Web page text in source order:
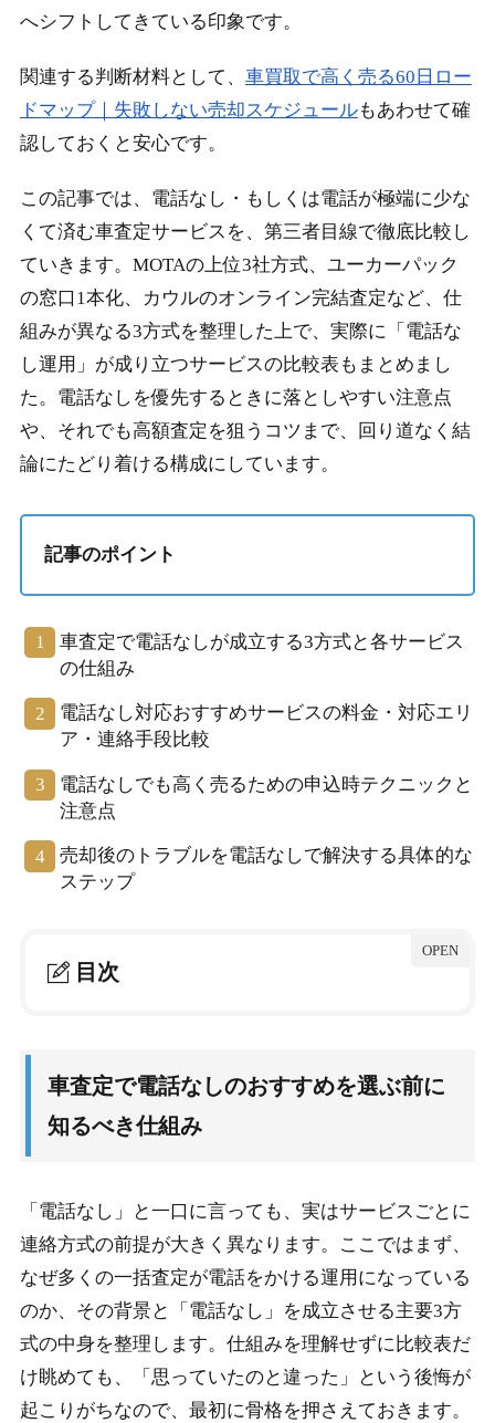
へシフトしてきている印象です。
関連する判断材料として、 車買取で高く売る60日ロー
ドマップ｜失敗しない売却スケジュールもあわせて確
認しておくと安心です。
この記事では、電話なし・もしくは電話が極端に少な
くて済む車査定サービスを、第三者目線で徹底比較し
ていきます。MOTAの上位3社方式、ユーカーパック
の窓口1本化、カウルのオンライン完結査定など、仕
組みが異なる3方式を整理した上で、実際に「電話な
し運用」が成り立つサービスの比較表もまとめまし
た。電話なしを優先するときに落としやすい注意点
や、それでも高額査定を狙うコツまで、回り道なく結
論にたどり着ける構成にしています。
記事のポイント
車査定で電話なしが成立する3方式と各サービス
の仕組み
電話なし対応おすすめサービスの料金・対応エリ
ア・連絡手段比較
電話なしでも高く売るための申込時テクニックと
注意点
売却後のトラブルを電話なしで解決する具体的な
ステップ
目次
1-1. 車査定の電話なしが急増した背景と利用者心理
1-2. 電話なし査定が成立する3つの方式（MOTA／ユー
1-3. 車査定電話なしおすすめサービス徹底比較表
1-4. 電話なし査定でも電話がかかるケースと回避策
1-5. 電話なしで損しないための高額査定テクニック
2.
車査定で電話なしおすすめ運用と失敗しないチェ
ックリスト
車査定で電話なしのおすすめを選ぶ前に
知るべき仕組み
「電話なし」と一口に言っても、実はサービスごとに
連絡方式の前提が大きく異なります。ここではまず、
なぜ多くの一括査定が電話をかける運用になっている
のか、その背景と「電話なし」を成立させる主要3方
式の中身を整理します。仕組みを理解せずに比較表だ
け眺めても、「思っていたのと違った」という後悔が
起こりがちなので、最初に骨格を押さえておきます。